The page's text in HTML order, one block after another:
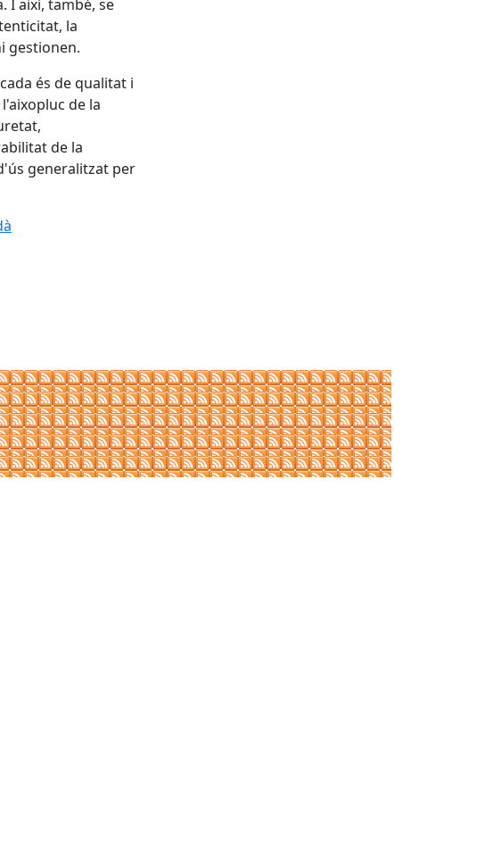
I així, també, se
la
gestionen.
és de qualitat i
de la
de la
generalitzat per